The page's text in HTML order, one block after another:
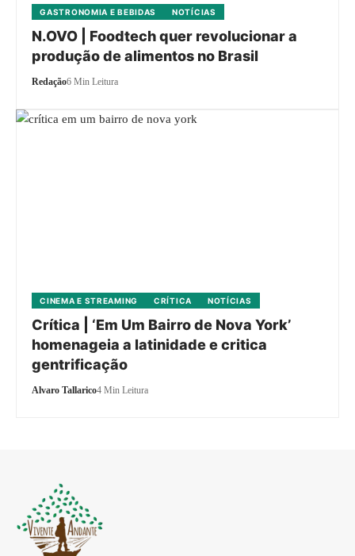
GASTRONOMIA E BEBIDAS NOTÍCIAS
N.OVO | Foodtech quer revolucionar a
produção de alimentos no Brasil
Redação6 Min Leitura
CINEMA E STREAMING CRÍTICA NOTÍCIAS
Crítica | ‘Em Um Bairro de Nova York’
homenageia a latinidade e critica
gentrificação
Alvaro Tallarico4 Min Leitura